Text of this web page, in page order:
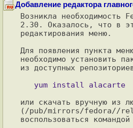
Добавление редактора
Возникла необходимость
2.30. Оказалось, что в
редактирования меню.
Для появления пункта
необходимо установить
из доступных
или скачать вручную из
(/pub/mirrors/fedora//
воспользоваться